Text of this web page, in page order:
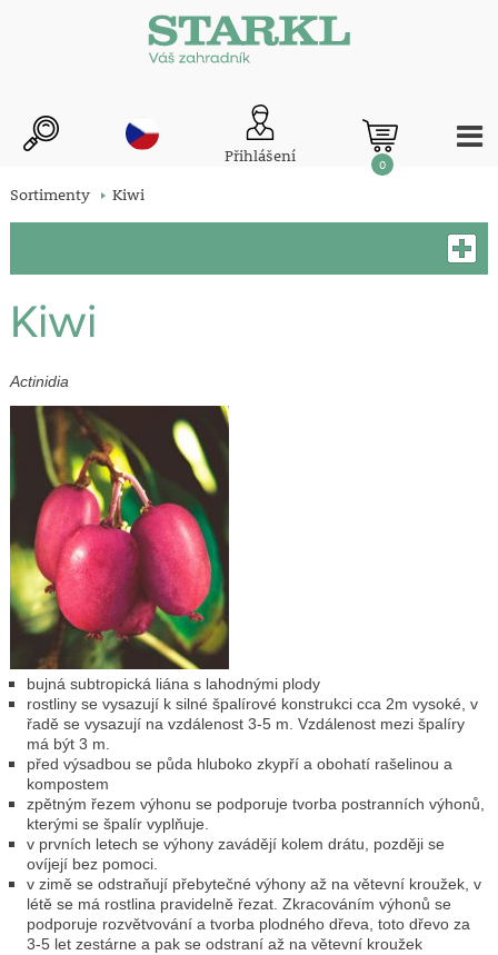
Přihlášení 0
Sortimenty Kiwi
Kiwi
Actinidia
bujná subtropická liána s lahodnými plody
rostliny se vysazují k silné špalírové konstrukci cca 2m vysoké, v
řadě se vysazují na vzdálenost 3-5 m. Vzdálenost mezi špalíry
má být 3 m.
před výsadbou se půda hluboko zkypří a obohatí rašelinou a
kompostem
zpětným řezem výhonu se podporuje tvorba postranních výhonů,
kterými se špalír vyplňuje.
v prvních letech se výhony zavádějí kolem drátu, později se
ovíjejí bez pomoci.
v zimě se odstraňují přebytečné výhony až na větevní kroužek, v
létě se má rostlina pravidelně řezat. Zkracováním výhonů se
podporuje rozvětvování a tvorba plodného dřeva, toto dřevo za
3-5 let zestárne a pak se odstraní až na větevní kroužek